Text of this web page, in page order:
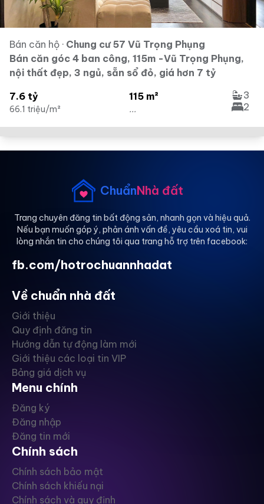
Bán căn hộ · Chung cư 57 Vũ Trọng Phụng
Bán căn góc 4 ban công, 115m -Vũ Trọng Phụng,
nội thất đẹp, 3 ngủ, sẵn sổ đỏ, giá hơn 7 tỷ
7.6 tỷ
66.1 triệu/m²
115 m²
...
3
2
ChuẩnNhà đất
Trang chuyên đăng tin bất động sản, nhanh gọn và hiệu quả.
Nếu bạn muốn góp ý, phản ánh vấn đề, yêu cầu xoá tin, vui
lòng nhắn tin cho chúng tôi qua trang hỗ trợ trên facebook:
fb.com/hotrochuannhadat
Về chuẩn nhà đất
Giới thiệu
Quy định đăng tin
Hướng dẫn tự động làm mới
Giới thiệu các loại tin VIP
Bảng giá dịch vụ
Menu chính
Đăng ký
Đăng nhập
Đăng tin mới
Chính sách
Chính sách bảo mật
Chính sách khiếu nại
Chính sách và quy định